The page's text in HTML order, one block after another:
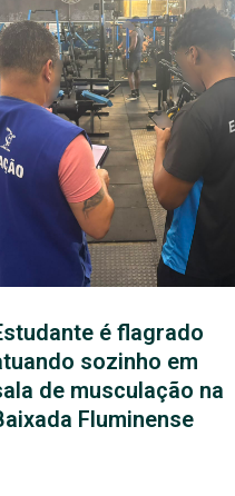
é flagrado
sozinho em
de musculação na
Fluminense